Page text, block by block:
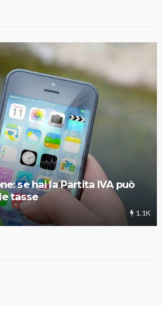
se hai la Partita IVA può
tasse
1.1K